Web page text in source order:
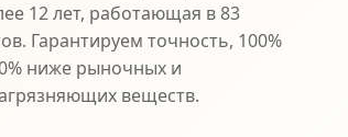
12 лет, работающая в 83
Гарантируем точность, 100%
ниже рыночных и
веществ.